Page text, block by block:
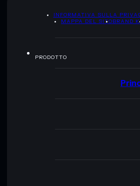
INFORMATIVA SULLA
MAPPA DEL SITOBRAND
PRODOTTO